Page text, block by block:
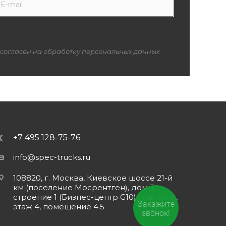
на обработку персональных данных
+7 495 128-75-76
info@spec-trucks.ru
108820, г. Москва, Киевское шоссе 21-й
км (поселение Мосрентген), дом 3
строение 1 (Бизнес-центр G10), корпус А,
этаж 4, помещение 4.5
Закажите
звонок!